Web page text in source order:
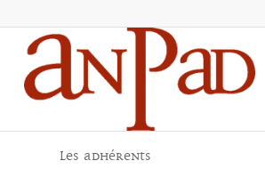
Les adhérents